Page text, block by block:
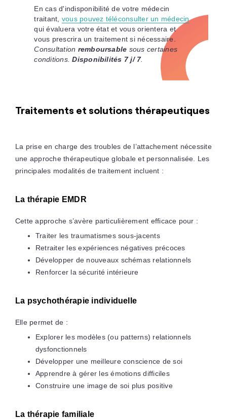
En cas d'indisponibilité de votre médecin
traitant, vous pouvez téléconsulter un médecin
qui évaluera votre état et vous orientera et
vous prescrira un traitement si nécessaire.
Consultation remboursable sous certaines
conditions.Disponibilités 7 j/ 7.
Traitements et solutions thérapeutiques
La prise en charge des troubles de l’attachement nécessite
une approche thérapeutique globale et personnalisée. Les
principales modalités de traitement incluent :
La thérapie EMDR
Cette approche s’avère particulièrement efficace pour :
Traiter les traumatismes sous-jacents
Retraiter les expériences négatives précoces
Développer de nouveaux schémas relationnels
Renforcer la sécurité intérieure
La psychothérapie individuelle
Elle permet de :
Explorer les modèles (ou patterns) relationnels
dysfonctionnels
Développer une meilleure conscience de soi
Apprendre à gérer les émotions difficiles
Construire une image de soi plus positive
La thérapie familiale